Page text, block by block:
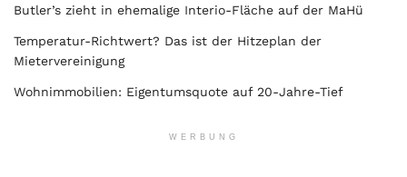
Butler’s zieht in ehemalige Interio-Fläche auf der MaHü
Temperatur-Richtwert? Das ist der Hitzeplan der
Mietervereinigung
Wohnimmobilien: Eigentumsquote auf 20-Jahre-Tief
WERBUNG